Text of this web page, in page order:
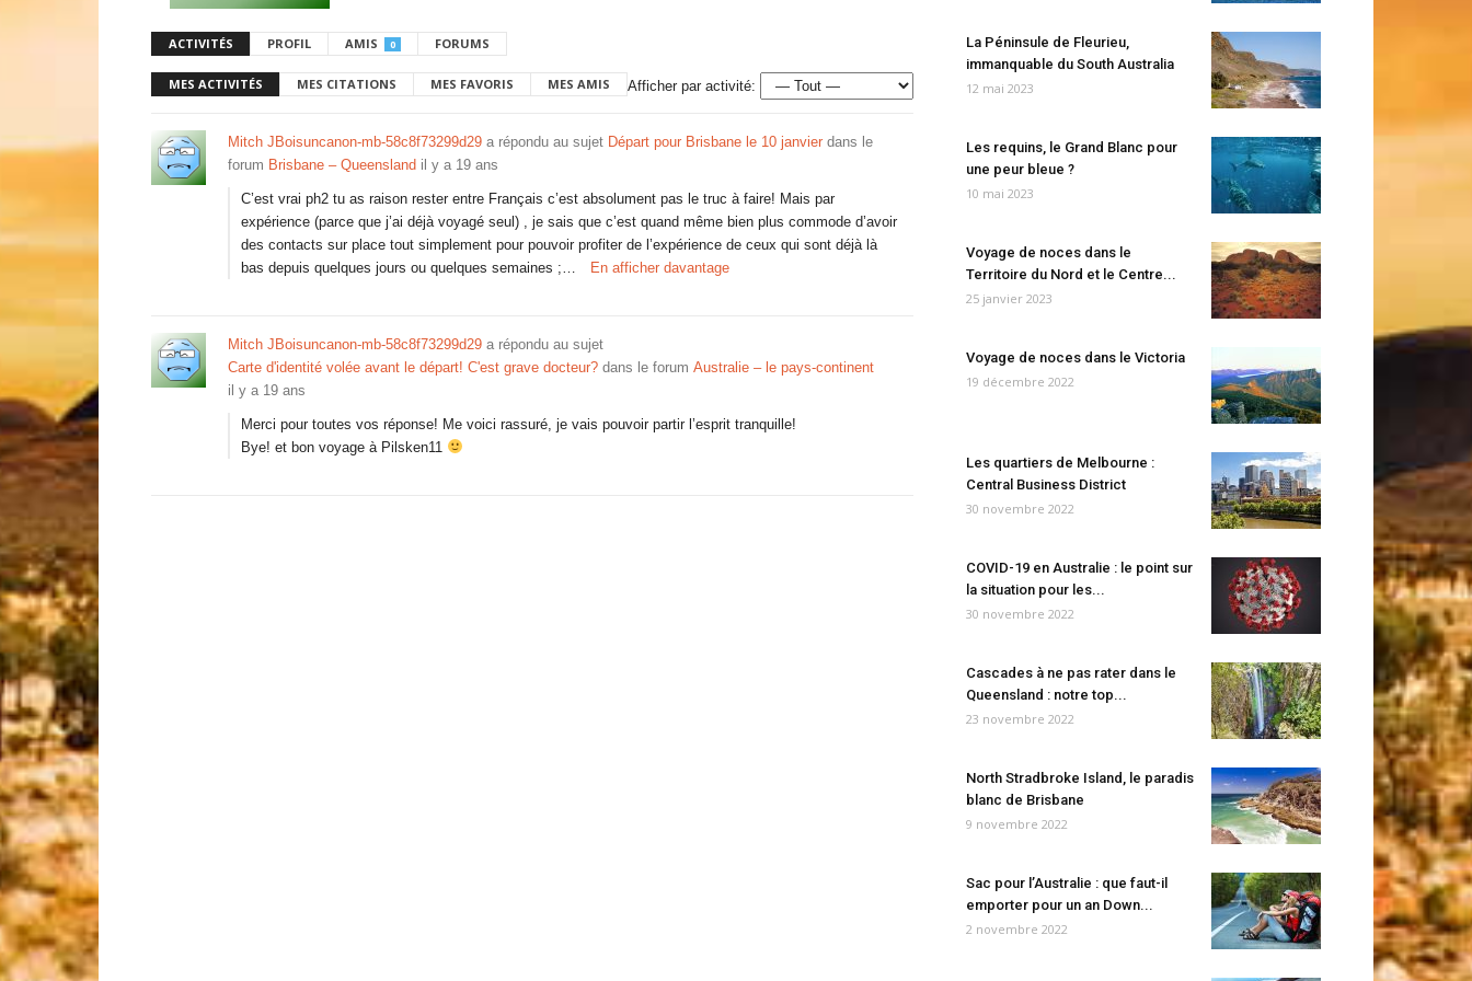
ACTIVITÉS PROFIL AMIS 0 FORUMS
MES ACTIVITÉS MES CITATIONS MES FAVORIS MES AMIS Afficher par activité:
Mitch JBoisuncanon-mb-58c8f73299d29 a répondu au sujet Départ pour Brisbane le 10 janvier dans le
forum Brisbane – Queensland il y a 19 ans
C’est vrai ph2 tu as raison rester entre Français c’est absolument pas le truc à faire! Mais par
expérience (parce que j’ai déjà voyagé seul) , je sais que c’est quand même bien plus commode d’avoir
des contacts sur place tout simplement pour pouvoir profiter de l’expérience de ceux qui sont déjà là
bas depuis quelques jours ou quelques semaines ;…
En afficher davantage
Mitch JBoisuncanon-mb-58c8f73299d29 a répondu au sujet
Carte d'identité volée avant le départ! C'est grave docteur? dans le forum Australie – le pays-continent
il y a 19 ans
Merci pour toutes vos réponse! Me voici rassuré, je vais pouvoir partir l’esprit tranquille!
Bye! et bon voyage à Pilsken11
La Péninsule de Fleurieu,
immanquable du South Australia
12 mai 2023
Les requins, le Grand Blanc pour
une peur bleue ?
10 mai 2023
Voyage de noces dans le
Territoire du Nord et le Centre...
25 janvier 2023
Voyage de noces dans le Victoria
19 décembre 2022
Les quartiers de Melbourne :
Central Business District
30 novembre 2022
COVID-19 en Australie : le point sur
la situation pour les...
30 novembre 2022
Cascades à ne pas rater dans le
Queensland : notre top...
23 novembre 2022
North Stradbroke Island, le paradis
blanc de Brisbane
9 novembre 2022
Sac pour l’Australie : que faut-il
emporter pour un an Down...
2 novembre 2022